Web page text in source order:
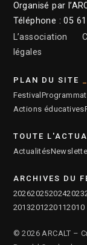
Organisé par
Téléphone : 05
L’association
légales
PLAN DU SITE
Festival
Actions éducatives
TOUTE
Actualités
ARCHIVES DU
2026202520242023
2013201220112010
© 2026 ARCALT –